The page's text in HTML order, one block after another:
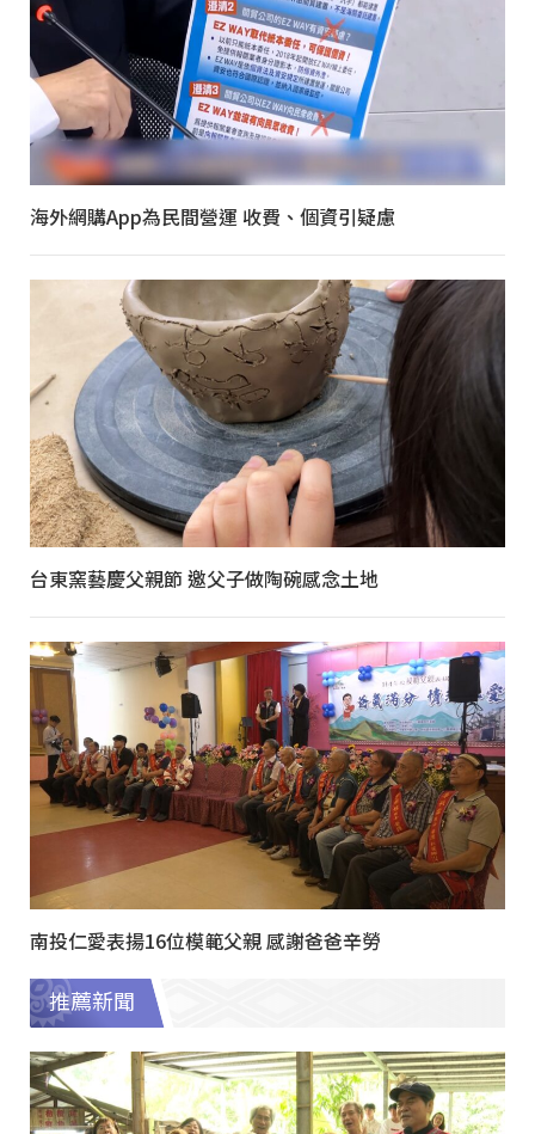
海外網購App為民間營運 收費、個資引疑慮
台東窯藝慶父親節 邀父子做陶碗感念土地
南投仁愛表揚16位模範父親 感謝爸爸辛勞
推薦新聞